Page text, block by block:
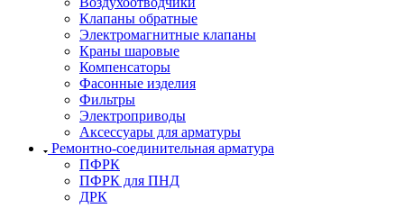
Клапаны обратные
Электромагнитные клапаны
Краны шаровые
Компенсаторы
Фасонные изделия
Фильтры
Электроприводы
Аксессуары для арматуры
Ремонтно-соединительная арматура
ПФРК
ПФРК для ПНД
ДРК